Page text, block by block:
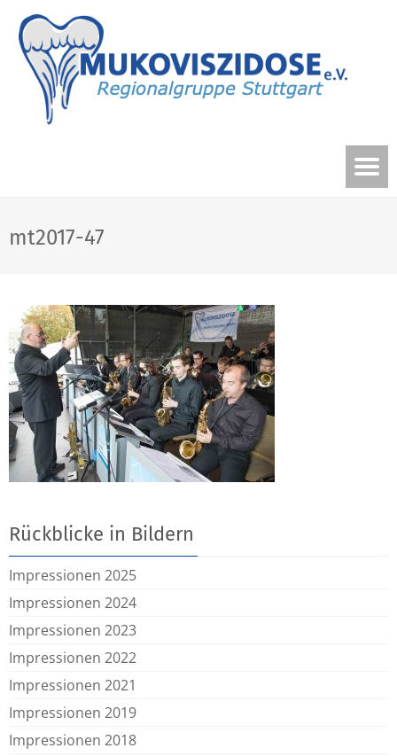
mt2017-47
Rückblicke in Bildern
Impressionen 2025
Impressionen 2024
Impressionen 2023
Impressionen 2022
Impressionen 2021
Impressionen 2019
Impressionen 2018